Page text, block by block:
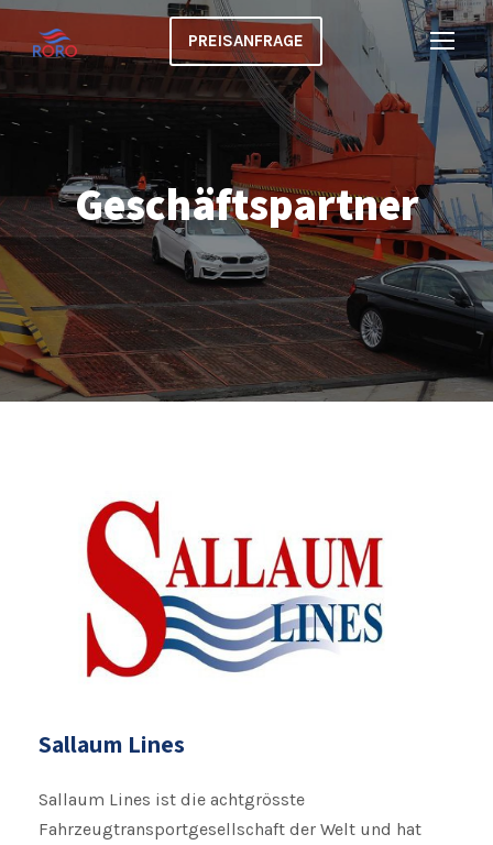
PREISANFRAGE
Geschäftspartner
Sallaum Lines
Sallaum Lines ist die achtgrösste
Fahrzeugtransportgesellschaft der Welt und hat